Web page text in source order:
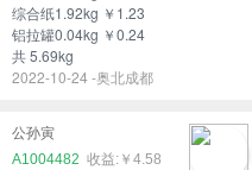
综合纸1.92kg ￥1.23
铝拉罐0.04kg ￥0.24
共 5.69kg
2022-10-24 -奥北成都
公孙寅
A1004482
￥4.58